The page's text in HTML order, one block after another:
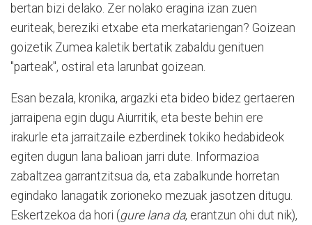
bertan bizi delako. Zer nolako eragina izan zuen
euriteak, bereziki etxabe eta merkatariengan? Goizean
goizetik Zumea kaletik bertatik zabaldu genituen
"parteak", ostiral eta larunbat goizean.
Esan bezala, kronika, argazki eta bideo bidez gertaeren
jarraipena egin dugu Aiurritik, eta beste behin ere
irakurle eta jarraitzaile ezberdinek tokiko hedabideok
egiten dugun lana balioan jarri dute. Informazioa
zabaltzea garrantzitsua da, eta zabalkunde horretan
egindako lanagatik zorioneko mezuak jasotzen ditugu.
Eskertzekoa da hori (gure lana da, erantzun ohi dut nik),